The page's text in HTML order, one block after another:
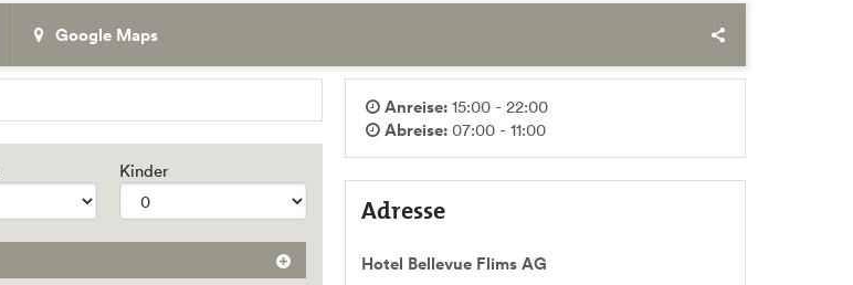
Google Maps
Kinder
Anreise:15:00 - 22:00
Abreise:07:00 - 11:00
Adresse
Hotel Bellevue Flims AG